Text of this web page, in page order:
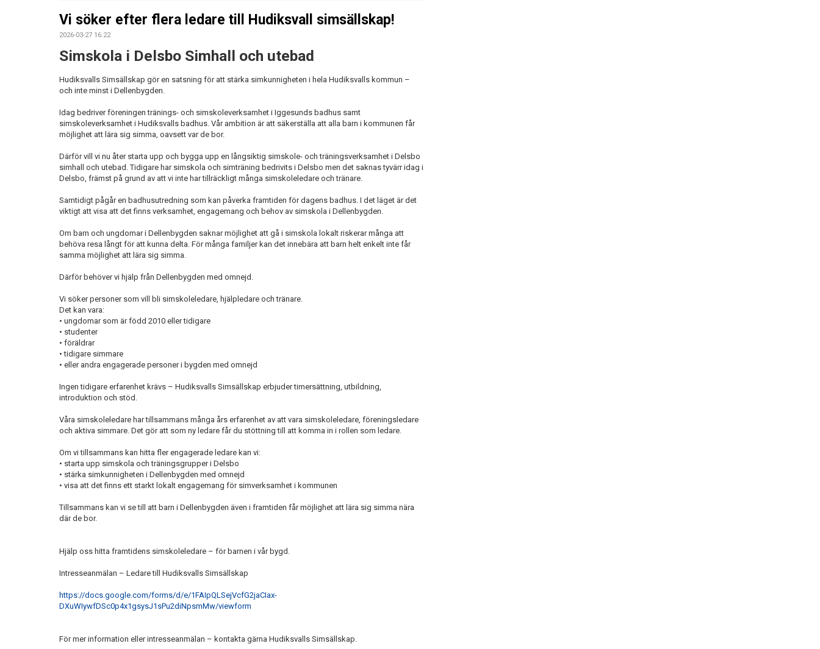
Vi söker efter flera ledare till Hudiksvall simsällskap!
2026-03-27 16:22
Simskola i Delsbo Simhall och utebad
Hudiksvalls Simsällskap gör en satsning för att stärka simkunnigheten i hela Hudiksvalls kommun –
och inte minst i Dellenbygden.
Idag bedriver föreningen tränings- och simskoleverksamhet i Iggesunds badhus samt
simskoleverksamhet i Hudiksvalls badhus. Vår ambition är att säkerställa att alla barn i kommunen får
möjlighet att lära sig simma, oavsett var de bor.
Därför vill vi nu åter starta upp och bygga upp en långsiktig simskole- och träningsverksamhet i Delsbo
simhall och utebad. Tidigare har simskola och simträning bedrivits i Delsbo men det saknas tyvärr idag i
Delsbo, främst på grund av att vi inte har tillräckligt många simskoleledare och tränare.
Samtidigt pågår en badhusutredning som kan påverka framtiden för dagens badhus. I det läget är det
viktigt att visa att det finns verksamhet, engagemang och behov av simskola i Dellenbygden.
Om barn och ungdomar i Dellenbygden saknar möjlighet att gå i simskola lokalt riskerar många att
behöva resa långt för att kunna delta. För många familjer kan det innebära att barn helt enkelt inte får
samma möjlighet att lära sig simma.
Därför behöver vi hjälp från Dellenbygden med omnejd.
Vi söker personer som vill bli simskoleledare, hjälpledare och tränare.
Det kan vara:
• ungdomar som är född 2010 eller tidigare
• studenter
• föräldrar
• tidigare simmare
• eller andra engagerade personer i bygden med omnejd
Ingen tidigare erfarenhet krävs – Hudiksvalls Simsällskap erbjuder timersättning, utbildning,
introduktion och stöd.
Våra simskoleledare har tillsammans många års erfarenhet av att vara simskoleledare, föreningsledare
och aktiva simmare. Det gör att som ny ledare får du stöttning till att komma in i rollen som ledare.
Om vi tillsammans kan hitta fler engagerade ledare kan vi:
• starta upp simskola och träningsgrupper i Delsbo
• stärka simkunnigheten i Dellenbygden med omnejd
• visa att det finns ett starkt lokalt engagemang för simverksamhet i kommunen
Tillsammans kan vi se till att barn i Dellenbygden även i framtiden får möjlighet att lära sig simma nära
där de bor.
Hjälp oss hitta framtidens simskoleledare – för barnen i vår bygd.
Intresseanmälan – Ledare till Hudiksvalls Simsällskap
https://docs.google.com/forms/d/e/1FAIpQLSejVcfG2jaCIax-
DXuWIywfDSc0p4x1gsysJ1sPu2diNpsmMw/viewform
För mer information eller intresseanmälan – kontakta gärna Hudiksvalls Simsällskap.